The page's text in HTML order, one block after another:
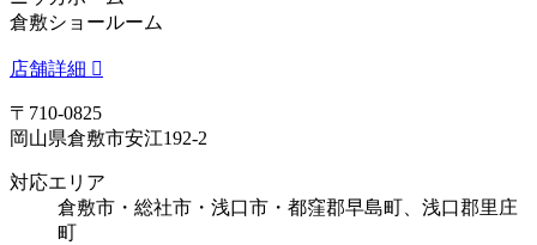
倉敷ショールーム
店舗詳細
〒710-0825
岡山県倉敷市安江192-2
対応エリア
倉敷市・総社市・浅口市・都窪郡早島町、浅口郡里庄
町